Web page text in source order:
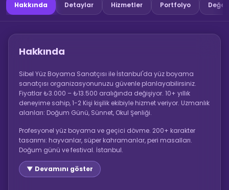
Hakkında Detaylar Hizmetler Portfolyo
Hakkında
Sibel Yüz Boyama Sanatçısı ile İstanbul'da yüz boyama
sanatçısı organizasyonunuzu güvenle planlayabilirsiniz.
Fiyatlar ₺3.000 – ₺13.500 aralığında değişiyor. 10+ yıllık
deneyime sahip, 1-2 Kişi kişilik ekibiyle hizmet veriyor. Uzmanlık
alanları: Doğum Günü, Sünnet, Okul Şenliği.
Profesyonel yüz boyama ve geçici dövme. 200+ karakter
tasarımı: hayvanlar, süper kahramanlar, peri masalları.
Doğum günü ve festival. İstanbul.
▼ Devamını göster